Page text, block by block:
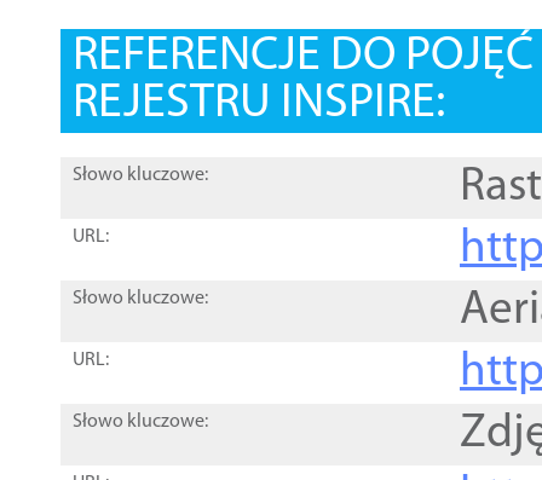
REFERENCJE DO
REJESTRU INSPIRE:
Słowo kluczowe:
URL:
Słowo kluczowe:
URL:
Słowo kluczowe: